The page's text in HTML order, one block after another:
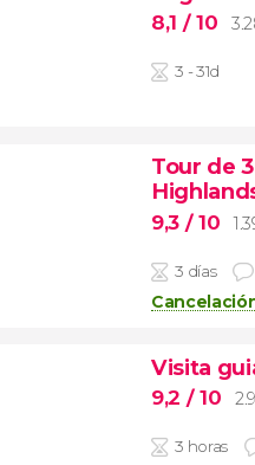
8,1 / 10
3 - 31d
Tour de
9,3 / 10
3 días
Visita
9,2 / 10
3 horas